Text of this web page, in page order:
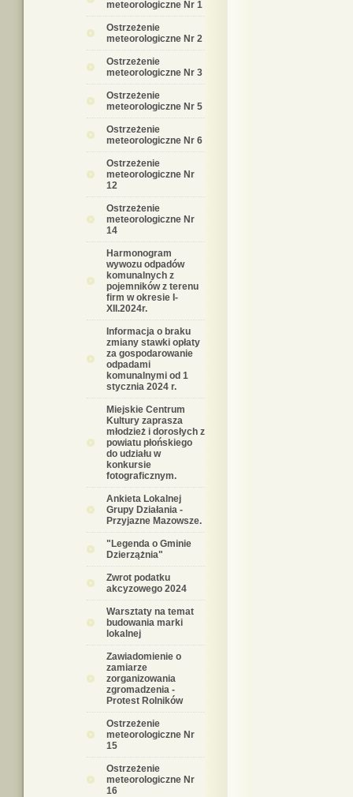
meteorologiczne Nr 1
Ostrzeżenie
meteorologiczne Nr 2
Ostrzeżenie
meteorologiczne Nr 3
Ostrzeżenie
meteorologiczne Nr 5
Ostrzeżenie
meteorologiczne Nr 6
Ostrzeżenie
meteorologiczne Nr
12
Ostrzeżenie
meteorologiczne Nr
14
Harmonogram
wywozu odpadów
komunalnych z
pojemników z terenu
firm w okresie I-
XII.2024r.
Informacja o braku
zmiany stawki opłaty
za gospodarowanie
odpadami
komunalnymi od 1
stycznia 2024 r.
Miejskie Centrum
Kultury zaprasza
młodzież i dorosłych z
powiatu płońskiego
do udziału w
konkursie
fotograficznym.
Ankieta Lokalnej
Grupy Działania -
Przyjazne Mazowsze.
"Legenda o Gminie
Dzierzążnia"
Zwrot podatku
akcyzowego 2024
Warsztaty na temat
budowania marki
lokalnej
Zawiadomienie o
zamiarze
zorganizowania
zgromadzenia -
Protest Rolników
Ostrzeżenie
meteorologiczne Nr
15
Ostrzeżenie
meteorologiczne Nr
16